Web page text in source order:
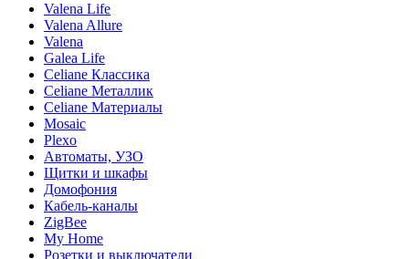
Valena Life
Valena Allure
Valena
Galea Life
Celiane Классика
Celiane Металлик
Celiane Материалы
Mosaic
Plexo
Автоматы, УЗО
Щитки и шкафы
Домофония
Кабель-каналы
ZigBee
My Home
Розетки и выключатели